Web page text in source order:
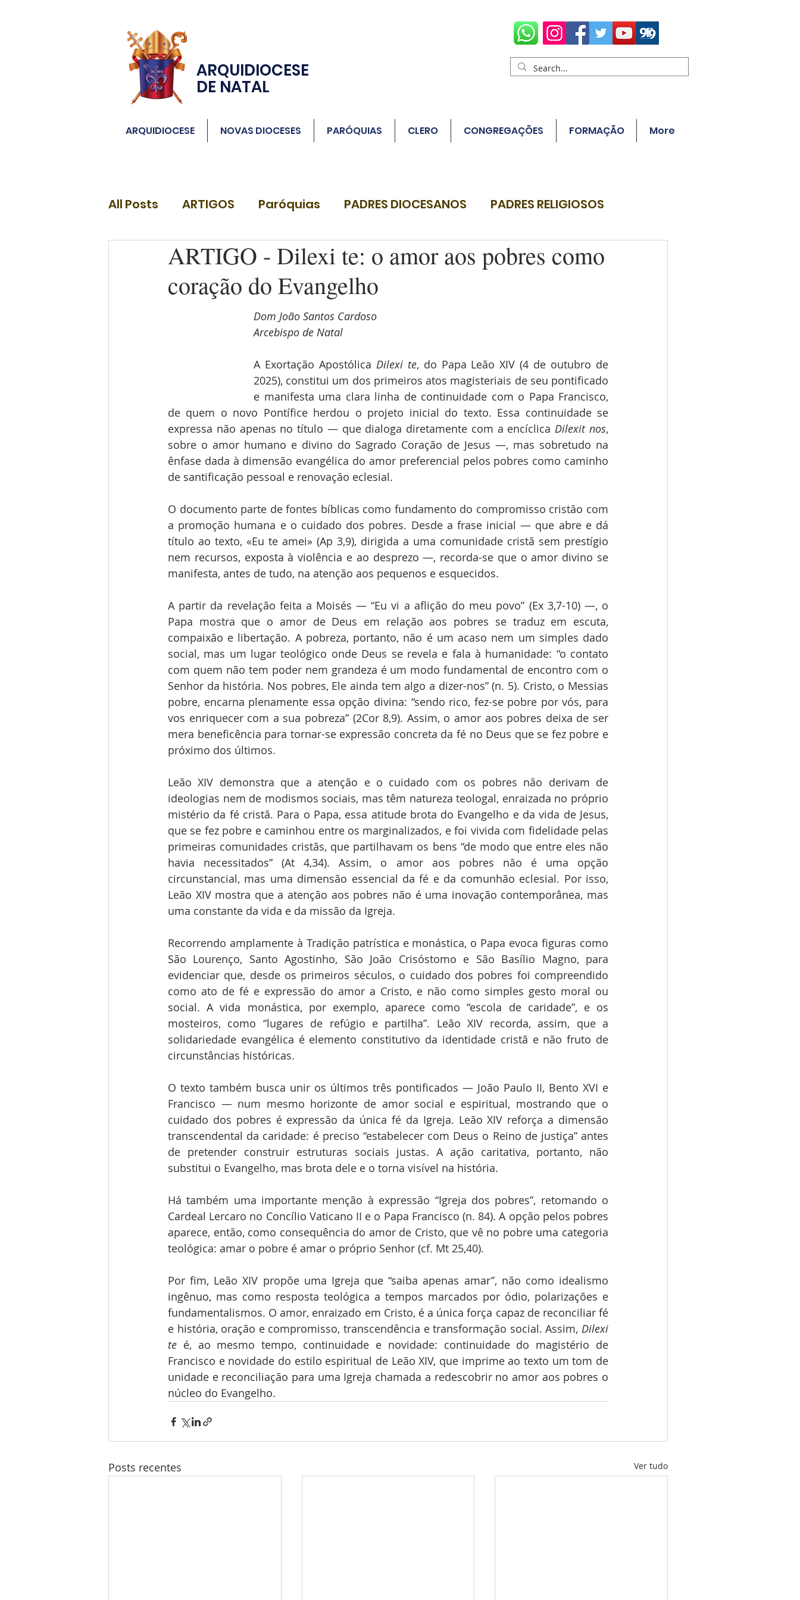
ARQUIDIOCESE
DE NATAL
ARQUIDIOCESE NOVAS DIOCESES PARÓQUIAS CLERO CONGREGAÇÕES FORMAÇÃO More
All Posts ARTIGOS Paróquias PADRES DIOCESANOS PADRES RELIGIOSOS
DIÁCONOSARTIGO - Dilexi te: o amor aos pobres como
coração do Evangelho
Dom João Santos Cardoso
Arcebispo de Natal
A Exortação Apostólica Dilexi te, do Papa Leão XIV (4 de outubro de
2025), constitui um dos primeiros atos magisteriais de seu pontificado
e manifesta uma clara linha de continuidade com o Papa Francisco,
de quem o novo Pontífice herdou o projeto inicial do texto. Essa continuidade se
expressa não apenas no título — que dialoga diretamente com a encíclica Dilexit nos,
sobre o amor humano e divino do Sagrado Coração de Jesus —, mas sobretudo na
ênfase dada à dimensão evangélica do amor preferencial pelos pobres como caminho
de santificação pessoal e renovação eclesial.
O documento parte de fontes bíblicas como fundamento do compromisso cristão com
a promoção humana e o cuidado dos pobres. Desde a frase inicial — que abre e dá
título ao texto, «Eu te amei» (Ap 3,9), dirigida a uma comunidade cristã sem prestígio
nem recursos, exposta à violência e ao desprezo —, recorda-se que o amor divino se
manifesta, antes de tudo, na atenção aos pequenos e esquecidos.
A partir da revelação feita a Moisés — “Eu vi a aflição do meu povo” (Ex 3,7-10) —, o
Papa mostra que o amor de Deus em relação aos pobres se traduz em escuta,
compaixão e libertação. A pobreza, portanto, não é um acaso nem um simples dado
social, mas um lugar teológico onde Deus se revela e fala à humanidade: “o contato
com quem não tem poder nem grandeza é um modo fundamental de encontro com o
Senhor da história. Nos pobres, Ele ainda tem algo a dizer-nos” (n. 5). Cristo, o Messias
pobre, encarna plenamente essa opção divina: “sendo rico, fez-se pobre por vós, para
vos enriquecer com a sua pobreza” (2Cor 8,9). Assim, o amor aos pobres deixa de ser
mera beneficência para tornar-se expressão concreta da fé no Deus que se fez pobre e
próximo dos últimos.
Leão XIV demonstra que a atenção e o cuidado com os pobres não derivam de
ideologias nem de modismos sociais, mas têm natureza teologal, enraizada no próprio
mistério da fé cristã. Para o Papa, essa atitude brota do Evangelho e da vida de Jesus,
que se fez pobre e caminhou entre os marginalizados, e foi vivida com fidelidade pelas
primeiras comunidades cristãs, que partilhavam os bens “de modo que entre eles não
havia necessitados” (At 4,34). Assim, o amor aos pobres não é uma opção
circunstancial, mas uma dimensão essencial da fé e da comunhão eclesial. Por isso,
Leão XIV mostra que a atenção aos pobres não é uma inovação contemporânea, mas
uma constante da vida e da missão da Igreja.
Recorrendo amplamente à Tradição patrística e monástica, o Papa evoca figuras como
São Lourenço, Santo Agostinho, São João Crisóstomo e São Basílio Magno, para
evidenciar que, desde os primeiros séculos, o cuidado dos pobres foi compreendido
como ato de fé e expressão do amor a Cristo, e não como simples gesto moral ou
social. A vida monástica, por exemplo, aparece como “escola de caridade”, e os
mosteiros, como “lugares de refúgio e partilha”. Leão XIV recorda, assim, que a
solidariedade evangélica é elemento constitutivo da identidade cristã e não fruto de
circunstâncias históricas.
O texto também busca unir os últimos três pontificados — João Paulo II, Bento XVI e
Francisco — num mesmo horizonte de amor social e espiritual, mostrando que o
cuidado dos pobres é expressão da única fé da Igreja. Leão XIV reforça a dimensão
transcendental da caridade: é preciso “estabelecer com Deus o Reino de justiça” antes
de pretender construir estruturas sociais justas. A ação caritativa, portanto, não
substitui o Evangelho, mas brota dele e o torna visível na história.
Há também uma importante menção à expressão “Igreja dos pobres”, retomando o
Cardeal Lercaro no Concílio Vaticano II e o Papa Francisco (n. 84). A opção pelos pobres
aparece, então, como consequência do amor de Cristo, que vê no pobre uma categoria
teológica: amar o pobre é amar o próprio Senhor (cf. Mt 25,40).
Por fim, Leão XIV propõe uma Igreja que “saiba apenas amar”, não como idealismo
ingênuo, mas como resposta teológica a tempos marcados por ódio, polarizações e
fundamentalismos. O amor, enraizado em Cristo, é a única força capaz de reconciliar fé
e história, oração e compromisso, transcendência e transformação social. Assim, Dilexi
te é, ao mesmo tempo, continuidade e novidade: continuidade do magistério de
Francisco e novidade do estilo espiritual de Leão XIV, que imprime ao texto um tom de
unidade e reconciliação para uma Igreja chamada a redescobrir no amor aos pobres o
núcleo do Evangelho.
Posts recentes Ver tudo